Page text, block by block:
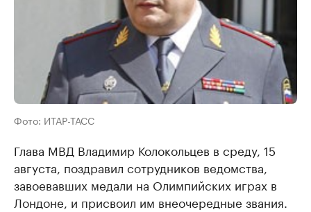
Фото: ИТАР-ТАСС
Глава МВД Владимир Колокольцев в среду, 15
августа, поздравил сотрудников ведомства,
завоевавших медали на Олимпийских играх в
Лондоне, и присвоил им внеочередные звания.